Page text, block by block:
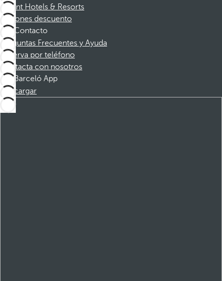
Dorint Hotels & Resorts
Cupones descuento
Contacto
Preguntas Frecuentes y Ayuda
Reserva por teléfono
Contacta con nosotros
Barceló App
Descargar